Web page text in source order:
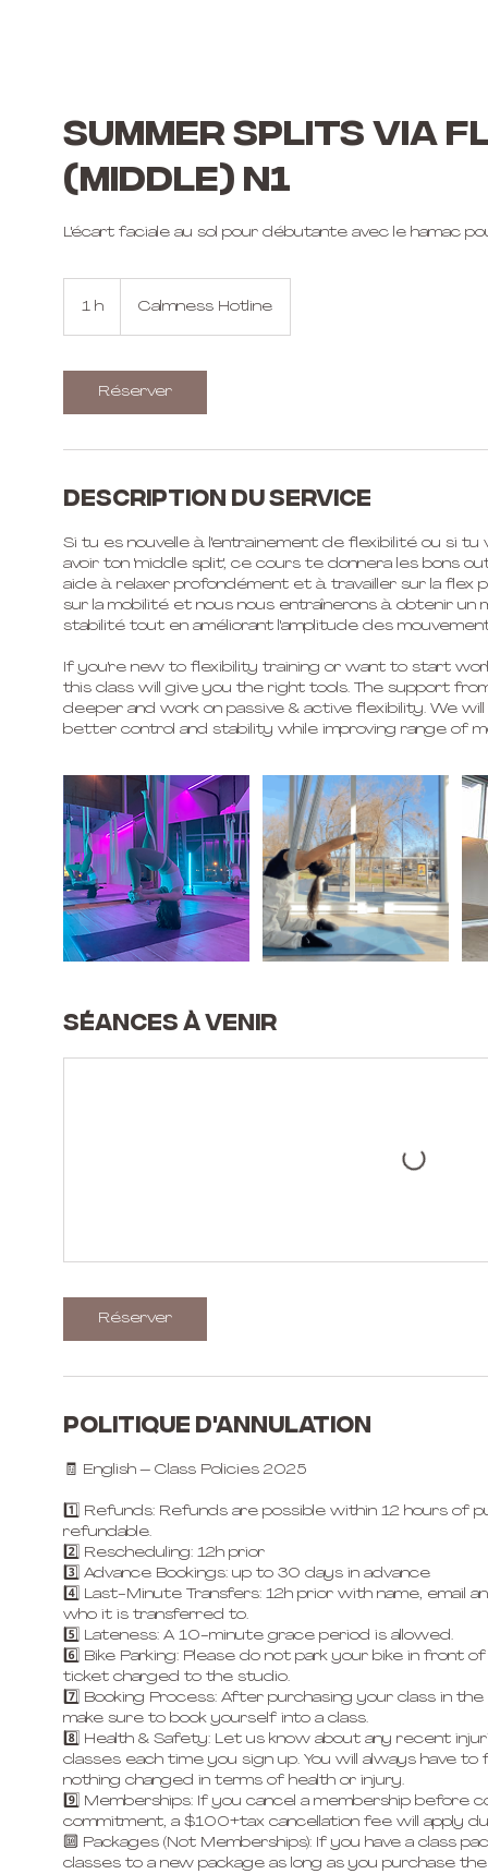
SUMMER SPLITS via
(Middle) N1
L'écart faciale au sol pour débutante avec le hamac
1 h Calmness Hotline
Réserver
Description du service
Si tu es nouvelle à l'entrainement de flexibilité ou si
avoir ton 'middle split', ce cours te donnera les bons
aide à relaxer profondément et à travailler sur la flex
sur la mobilité et nous nous entraînerons à obtenir un
stabilité tout en améliorant l'amplitude des
If you're new to flexibility training or want to start
this class will give you the right tools. The support
deeper and work on passive & active flexibility. We
better control and stability while improving range of
Séances à venir
Réserver
Politique d'annulation
🧾 English – Class Policies 2025
1️⃣ Refunds: Refunds are possible within 12 hours of
refundable.
2️⃣ Rescheduling: 12h prior
3️⃣ Advance Bookings: up to 30 days in advance
4️⃣ Last-Minute Transfers: 12h prior with name, email
who it is transferred to.
5️⃣ Lateness: A 10-minute grace period is allowed.
6️⃣ Bike Parking: Please do not park your bike in front
ticket charged to the studio.
7️⃣ Booking Process: After purchasing your class in
make sure to book yourself into a class.
8️⃣ Health & Safety: Let us know about any recent
classes each time you sign up. You will always have
nothing changed in terms of health or injury.
9️⃣ Memberships: If you cancel a membership before
commitment, a $100+tax cancellation fee will apply
🔟 Packages (Not Memberships): If you have a class
classes to a new package as long as you purchase